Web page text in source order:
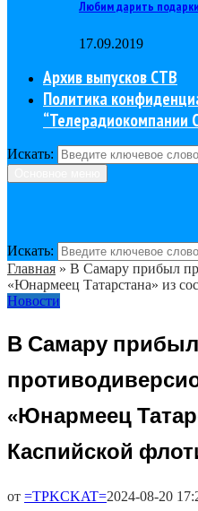
Любим дарить
17.09.2019
Архив выпусков СТВ
Политика
“Телерадиокомпании
Искать:
Искать:
Главная » В Самару прибыл
«Юнармеец Татарстана» из
Новости
В Самару прибыл
«Юнармеец
Каспийской
от =TPKCKAT=2024-08-20